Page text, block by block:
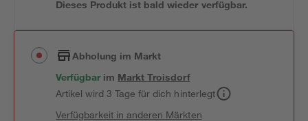
Dieses Produkt ist bald wieder verfügbar.
Abholung im Markt
Verfügbar im MarktTroisdorf
Artikel wird 3 Tage für dich hinterlegt
Verfügbarkeit in anderen Märkten